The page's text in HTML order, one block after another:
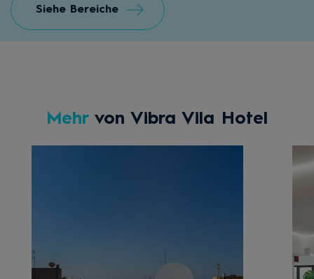
Siehe Bereiche
Mehrvon Vibra Vila Hotel